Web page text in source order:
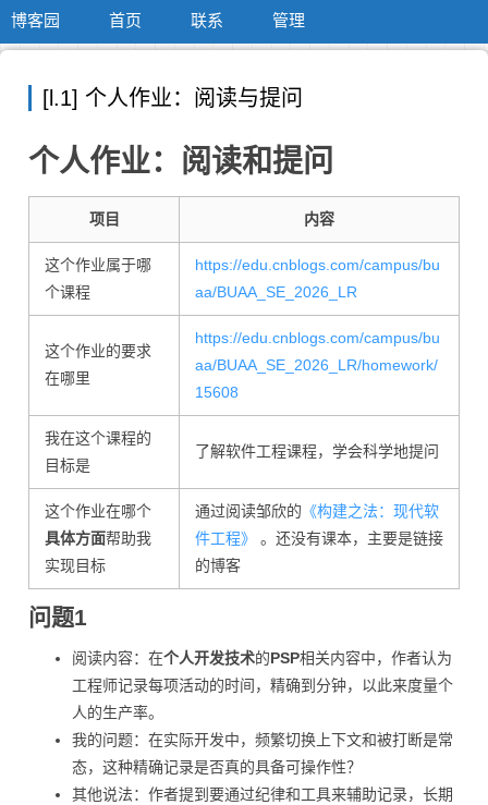
博客园 首页 联系 管理
[l.1] 个人作业：阅读与提问
个人作业：阅读和提问
项目 内容
这个作业属于哪
个课程
https://edu.cnblogs.com/campus/bu
aa/BUAA_SE_2026_LR
这个作业的要求
在哪里
https://edu.cnblogs.com/campus/bu
aa/BUAA_SE_2026_LR/homework/
15608
我在这个课程的
目标是
了解软件工程课程，学会科学地提问
这个作业在哪个
具体方面帮助我
实现目标
通过阅读邹欣的 《构建之法：现代软
件工程》
。还没有课本，主要是链接
的博客
问题1
阅读内容：在个人开发技术的PSP相关内容中，作者认为
工程师记录每项活动的时间，精确到分钟，以此来度量个
人的生产率。
我的问题：在实际开发中，频繁切换上下文和被打断是常
态，这种精确记录是否真的具备可操作性？
其他说法：作者提到要通过纪律和工具来辅助记录，长期